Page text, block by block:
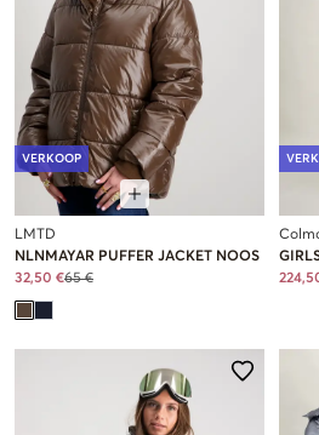
VERKOOP
LMTD
NLNMAYAR PUFFER JACKET NOOS
32,50 €65 €